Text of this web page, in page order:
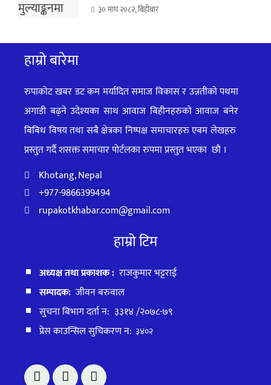
३० माघ २०८२, बिहीबार
हाम्रो बारेमा
रुपाकोट खबर डट कम मर्यादित समाज विकास र उन्नतीको पथमा
अगाडी बढ्ने उदेश्यका साथ आवाज बिहीनहरुको आवाज बनेर
बिबिध विषय तथा सबै क्षेत्रका निष्पक्ष समाचारहरु एबम लेखहरु
प्रस्तुत गर्दै शसक्त समाचार पोर्टलका रुपमा प्रस्तुतभएका छौ ।
Khotang, Nepal
+977-9866399494
rupakotkhabar.com@gmail.com
हाम्रो टिम
अध्यक्ष तथा प्रकाशक : राजकुमार भट्टराई
सम्पादक:जीवन बरुवाल
सुचना बिभाग दर्ता न: ३३१४ /२०७८-७९
प्रेस काउन्सिल सुचिकरण न: ३४०२